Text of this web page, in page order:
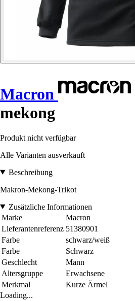
Macron
mekong
Produkt nicht verfügbar
Alle Varianten ausverkauft
Beschreibung
Makron-Mekong-Trikot
Zusätzliche Informationen
Marke
Macron
Lieferantenreferenz 51380901
Farbe
schwarz/weiß
Farbe
Schwarz
Geschlecht
Mann
Altersgruppe
Erwachsene
Merkmal
Kurze Ärmel
Loading...